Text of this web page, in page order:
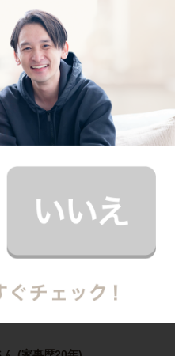
自分も片付け
記事全文を見る
行キャストの声